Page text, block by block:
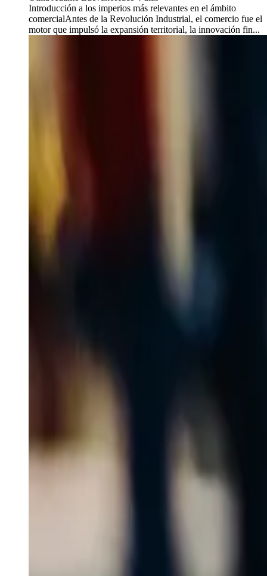
Introducción a los imperios más relevantes en el ámbito
comercialAntes de la Revolución Industrial, el comercio fue el
motor que impulsó la expansión territorial, la innovación fin...